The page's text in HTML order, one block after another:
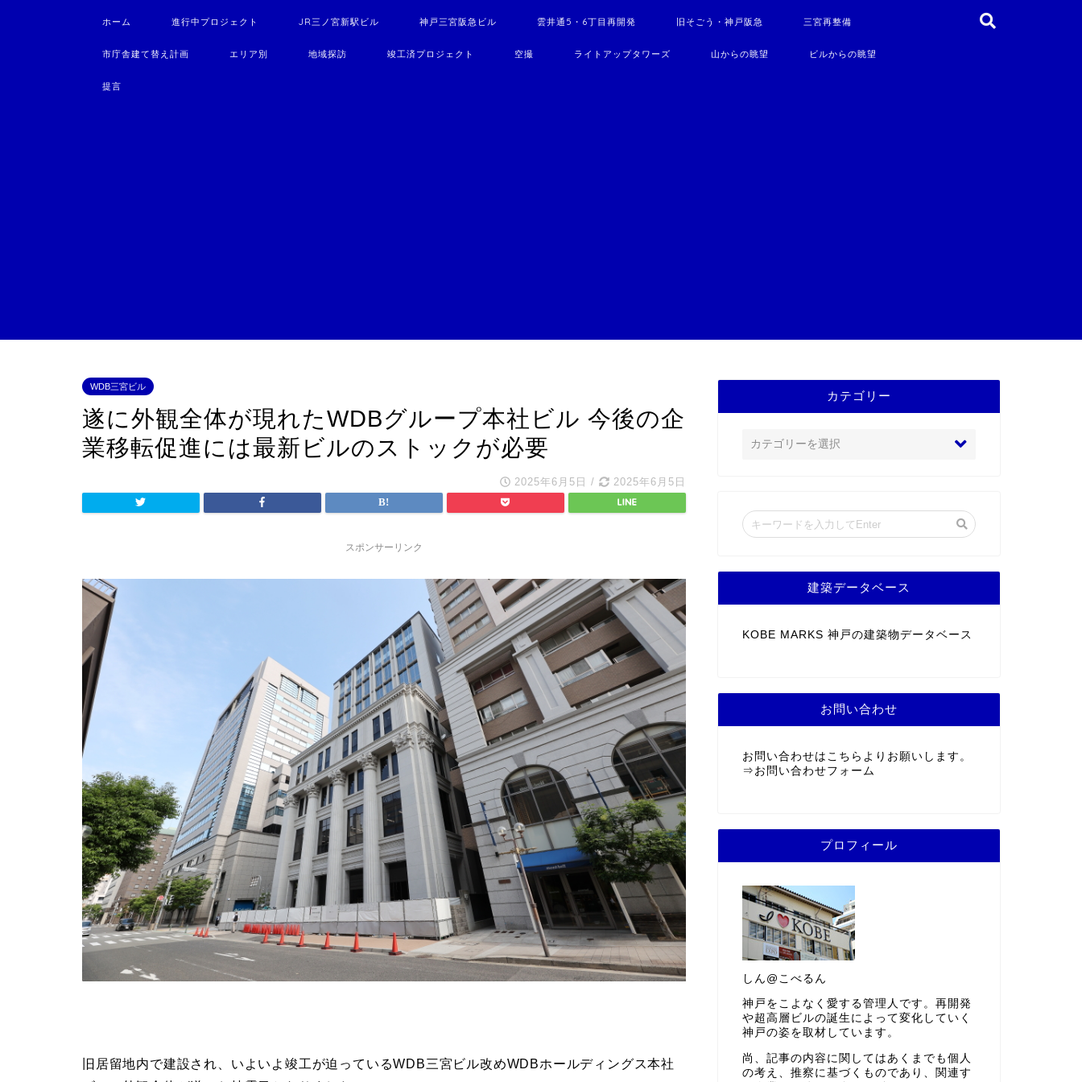
ホーム 進行中プロジェクト JR三ノ宮新駅ビル 神戸三宮阪急ビル 雲井通5・6丁目再開発 旧そごう・神戸阪急 三宮再整備
市庁舎建て替え計画 エリア別 地域探訪 竣工済プロジェクト 空撮 ライトアップタワーズ 山からの眺望 ビルからの眺望
提言
WDB三宮ビル
遂に外観全体が現れたWDBグループ本社ビル 今後の企
業移転促進には最新ビルのストックが必要
2025年6月5日 / 2025年6月5日
スポンサーリンク
旧居留地内で建設され、いよいよ竣工が迫っているWDB三宮ビル改めWDBホールディングス本社
カテゴリー
建築データベース
KOBE MARKS 神戸の建築物データベース
お問い合わせ
お問い合わせはこちらよりお願いします。
⇒ お問い合わせフォーム
プロフィール
しん@こべるん
神戸をこよなく愛する管理人です。再開発
や超高層ビルの誕生によって変化していく
神戸の姿を取材しています。
尚、記事の内容に関してはあくまでも個人
の考え、推察に基づくものであり、関連す